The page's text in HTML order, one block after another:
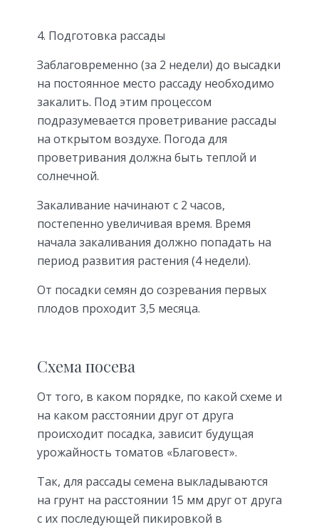
4. Подготовка рассады
Заблаговременно (за 2 недели) до высадки
на постоянное место рассаду необходимо
закалить. Под этим процессом
подразумевается проветривание рассады
на открытом воздухе. Погода для
проветривания должна быть теплой и
солнечной.
Закаливание начинают с 2 часов,
постепенно увеличивая время. Время
начала закаливания должно попадать на
период развития растения (4 недели).
От посадки семян до созревания первых
плодов проходит 3,5 месяца.
Схема посева
От того, в каком порядке, по какой схеме и
на каком расстоянии друг от друга
происходит посадка, зависит будущая
урожайность томатов «Благовест».
Так, для рассады семена выкладываются
на грунт на расстоянии 15 мм друг от друга
с их последующей пикировкой в